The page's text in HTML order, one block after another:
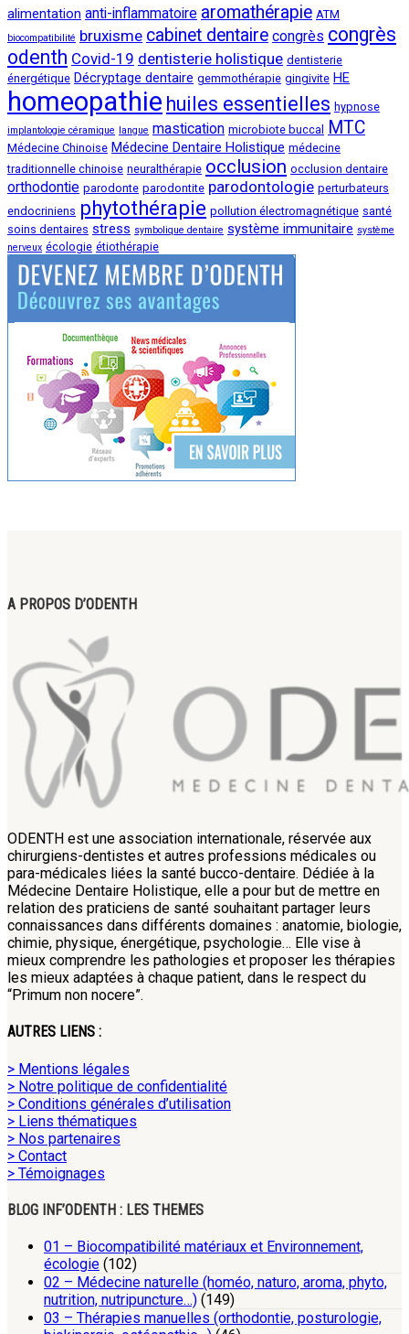
alimentation anti-inflammatoire aromathérapie ATM
biocompatibilité bruxisme cabinet dentaire congrès congrès
odenth Covid-19 dentisterie holistique dentisterie
énergétique Décryptage dentaire gemmothérapie gingivite HE
homeopathie huiles essentielles hypnose
implantologie céramique langue mastication microbiote buccal MTC
Médecine Chinoise Médecine Dentaire Holistique médecine
traditionnelle chinoise neuralthérapie occlusion occlusion dentaire
orthodontie parodonte parodontite parodontologie perturbateurs
endocriniens phytothérapie pollution électromagnétique santé
soins dentaires stress symbolique dentaire système immunitaire système
nerveux écologie étiothérapie
A PROPOS D’ODENTH
ODENTH est une association internationale, réservée aux
chirurgiens-dentistes et autres professions médicales ou
para-médicales liées la santé bucco-dentaire. Dédiée à la
Médecine Dentaire Holistique, elle a pour but de mettre en
relation des praticiens de santé souhaitant partager leurs
connaissances dans différents domaines : anatomie, biologie,
chimie, physique, énergétique, psychologie… Elle vise à
mieux comprendre les pathologies et proposer les thérapies
les mieux adaptées à chaque patient, dans le respect du
“Primum non nocere”.
AUTRES LIENS :
> Mentions légales
> Notre politique de confidentialité
> Conditions générales d’utilisation
> Liens thématiques
> Nos partenaires
> Contact
> Témoignages
BLOG INF’ODENTH : LES THEMES
01 – Biocompatibilité matériaux et Environnement,
écologie (102)
02 – Médecine naturelle (homéo, naturo, aroma, phyto,
nutrition, nutripuncture…) (149)
03 – Thérapies manuelles (orthodontie, posturologie,